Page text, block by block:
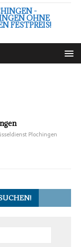
-
OHNE
FESTPREIS!
Plochingen